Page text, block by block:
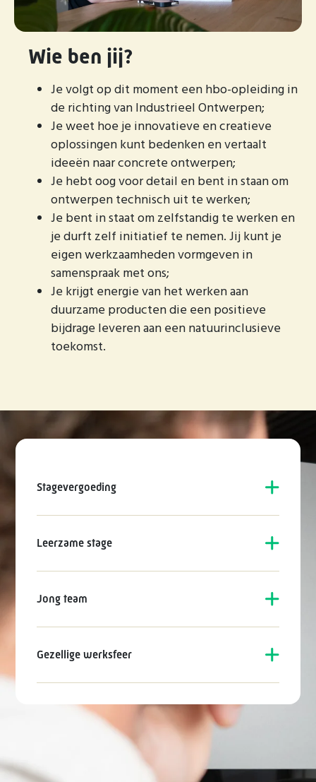
Wie ben jij?
Je volgt op dit moment een hbo-opleiding in
de richting van Industrieel Ontwerpen;
Je weet hoe je innovatieve en creatieve
oplossingen kunt bedenken en vertaalt
ideeën naar concrete ontwerpen;
Je hebt oog voor detail en bent in staan om
ontwerpen technisch uit te werken;
Je bent in staat om zelfstandig te werken en
je durft zelf initiatief te nemen. Jij kunt je
eigen werkzaamheden vormgeven in
samenspraak met ons;
Je krijgt energie van het werken aan
duurzame producten die een positieve
bijdrage leveren aan een natuurinclusieve
toekomst.
Stagevergoeding
Leerzame stage
Jong team
Gezellige werksfeer